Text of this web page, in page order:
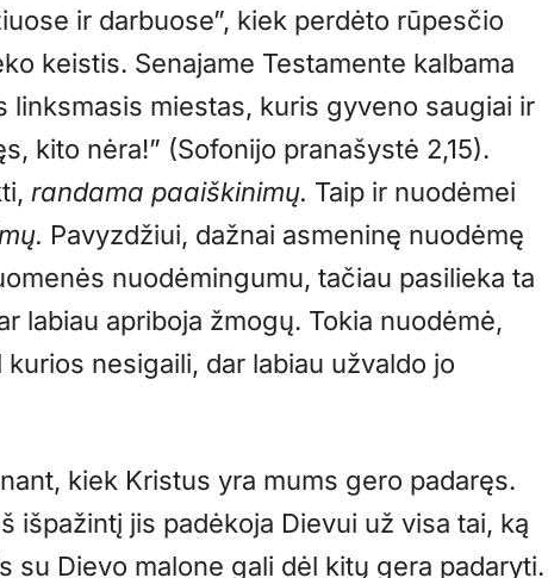
ir darbuose”, kiek perdėto rūpesčio
keistis. Senajame Testamente kalbama
linksmasis miestas, kuris gyveno saugiai ir
kito nėra!” (Sofonijo pranašystė 2,15).
randama paaiškinimų. Taip ir nuodėmei
Pavyzdžiui, dažnai asmeninę nuodėmę
nuodėmingumu, tačiau pasilieka ta
labiau apriboja žmogų. Tokia nuodėmė,
nesigaili, dar labiau užvaldo jo
kiek Kristus yra mums gero padaręs.
išpažintį jis padėkoja Dievui už visa tai, ką
su Dievo malone gali dėl kitų gera padaryti.